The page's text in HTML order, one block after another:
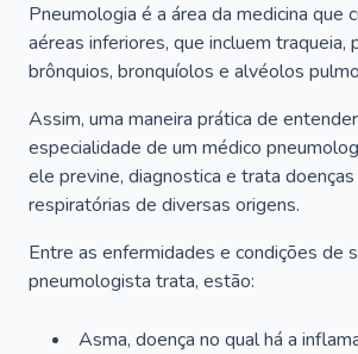
Pneumologia é a área da medicina que
aéreas inferiores, que incluem traqueia,
brônquios, bronquíolos e alvéolos
Assim, uma maneira prática de
especialidade de um médico
ele previne, diagnostica e trata
respiratórias de diversas origens.
Entre as enfermidades e condições de
pneumologista trata, estão:
Asma, doença no qual há a